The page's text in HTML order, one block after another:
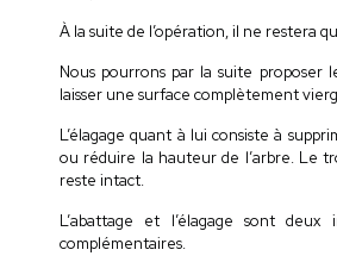
À la suite de l’opération, il ne restera
Nous pourrons par la suite proposer
laisser une surface complètement
L’élagage quant à lui consiste à
ou réduire la hauteur de l’arbre. Le
reste intact.
L’abattage et l’élagage sont deux
complémentaires.